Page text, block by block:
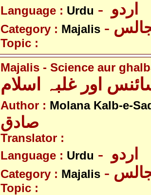
Language : Urdu
Category : Majalis
Topic :
Majalis - Science aur
اور غلبہ اسلام
Author : Molana Kalb-e-
صادق
Translator :
Language : Urdu
Category : Majalis
Topic :